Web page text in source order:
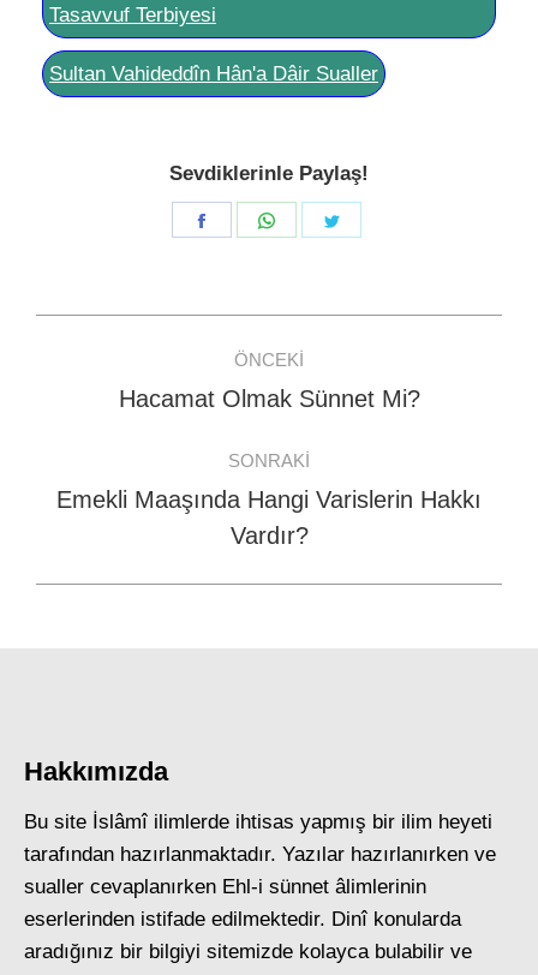
Tasavvuf Terbiyesi
Sultan Vahideddîn Hân'a Dâir Sualler
Sevdiklerinle Paylaş!
Share
Share
navigation
ÖNCEKI
Previous
Hacamat Olmak Sünnet Mi?
SONRAKI
Next
post:
Emekli Maaşında Hangi Varislerin Hakkı
Vardır?
Hakkımızda
Bu site İslâmî ilimlerde ihtisas yapmış bir ilim heyeti
tarafından hazırlanmaktadır. Yazılar hazırlanırken ve
sualler cevaplanırken Ehl-i sünnet âlimlerinin
eserlerinden istifade edilmektedir. Dinî konularda
aradığınız bir bilgiyi sitemizde kolayca bulabilir ve